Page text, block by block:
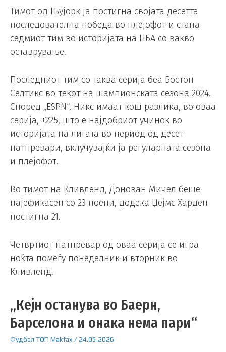
Тимот од Њујорк ја постигна својата десетта
последователна победа во плејофот и стана
седмиот тим во историјата на НБА со вакво
оставрување.
Последниот тим со таква серија беа Бостон
Селтикс во текот на шампионската сезона 2024.
Според „ESPN“, Никс имаат кош разлика, во оваа
серија, +225, што е најдобриот учинок во
историјата на лигата во период од десет
натпревари, вклучувајќи ја регуларната сезона
и плејофот.
Во тимот на Кливленд, Донован Мичел беше
најефикасен со 23 поени, додека Џејмс Харден
постигна 21.
Четвртиот натпревар од оваа серија се игра
ноќта помеѓу понеделник и вторник во
Кливленд.
„Кејн останува во Баерн,
Барселона и онака нема пари“
Фудбал ТОП Makfax /24.05.2026